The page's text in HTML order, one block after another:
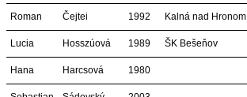
Roman Čejtei 1992 Kalná nad Hronom
Lucia Hosszúová 1989 ŠK Bešeňov
Hana Harcsová 1980